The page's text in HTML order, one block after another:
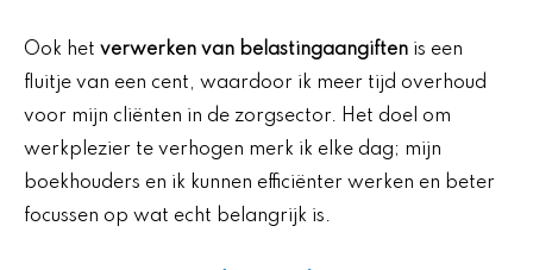
Ook het verwerken van belastingaangiften is een
fluitje van een cent, waardoor ik meer tijd overhoud
voor mijn cliënten in de zorgsector. Het doel om
werkplezier te verhogen merk ik elke dag; mijn
boekhouders en ik kunnen efficiënter werken en beter
focussen op wat echt belangrijk is.